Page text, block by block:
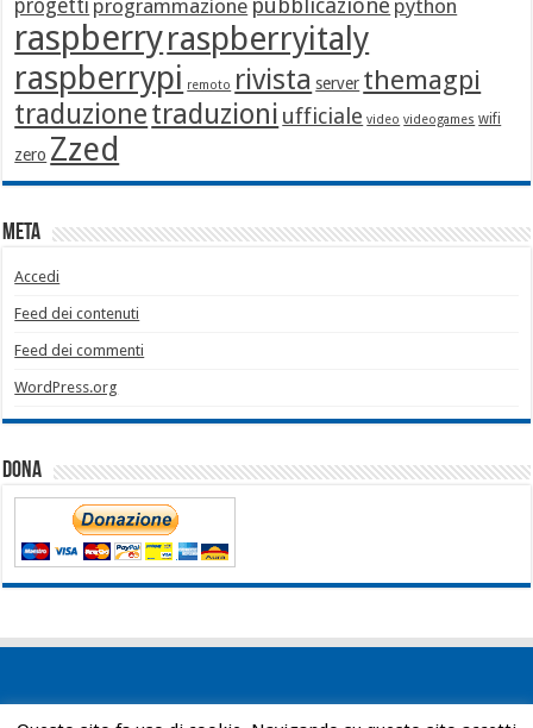
progetti programmazione pubblicazione python
raspberryraspberryitaly
raspberrypi remoto rivista server themagpi
traduzionetraduzioni ufficiale video videogames wifi
zero Zzed
Meta
Accedi
Feed dei contenuti
Feed dei commenti
WordPress.org
Dona